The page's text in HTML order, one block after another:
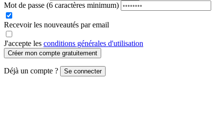
Mot de passe (6 caractères minimum)
Recevoir les nouveautés par email
J'accepte les conditions générales d'utilisation
Créer mon compte gratuitement
Déjà un compte ? Se connecter